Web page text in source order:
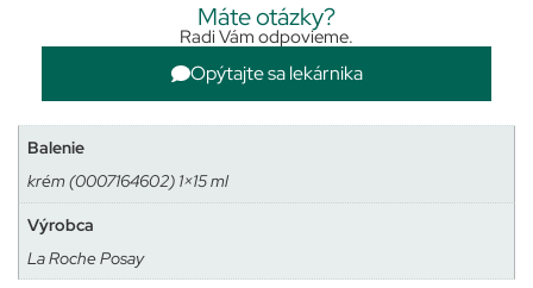
Máte otázky?
Radi Vám odpovieme.
Opýtajte sa lekárnika
Balenie
krém (0007164602) 1×15 ml
Výrobca
La Roche Posay